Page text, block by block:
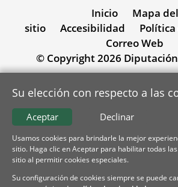
Inicio
Mapa del
sitio
Accesibilidad
Correo Web
© Copyright 2026
Su elección con respecto a las
Declinar
Aceptar
Usamos cookies para brindarle la mejor
sitio. Haga clic en Aceptar para habilitar todas
sitio al permitir cookies especiales.
Su configuración de cookies siempre se puede